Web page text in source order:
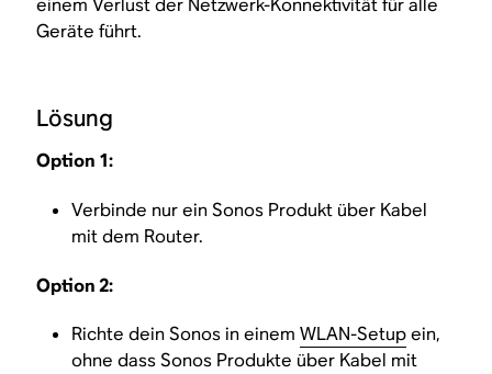
einem Verlust der Netzwerk-Konnektivität für alle
Geräte führt.
Lösung
Option 1:
Verbinde nur ein Sonos Produkt über Kabel
mit dem Router.
Option 2:
Richte dein Sonos in einemWLAN-Setupein,
ohne dass Sonos Produkte über Kabel mit